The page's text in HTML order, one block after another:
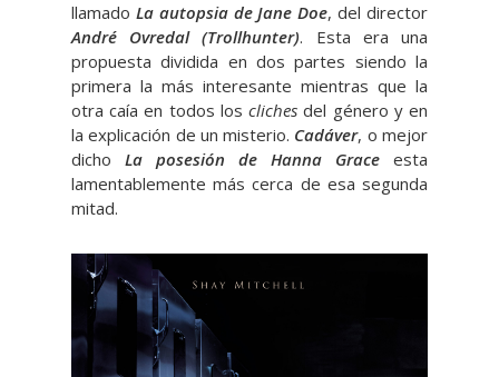
llamado La autopsia de Jane Doe, del director
André Ovredal (Trollhunter). Esta era una
propuesta dividida en dos partes siendo la
primera la más interesante mientras que la
otra caía en todos loscliches del género y en
la explicación de un misterio. Cadáver, o mejor
dicho La posesión de Hanna Grace esta
lamentablemente más cerca de esa segunda
mitad.